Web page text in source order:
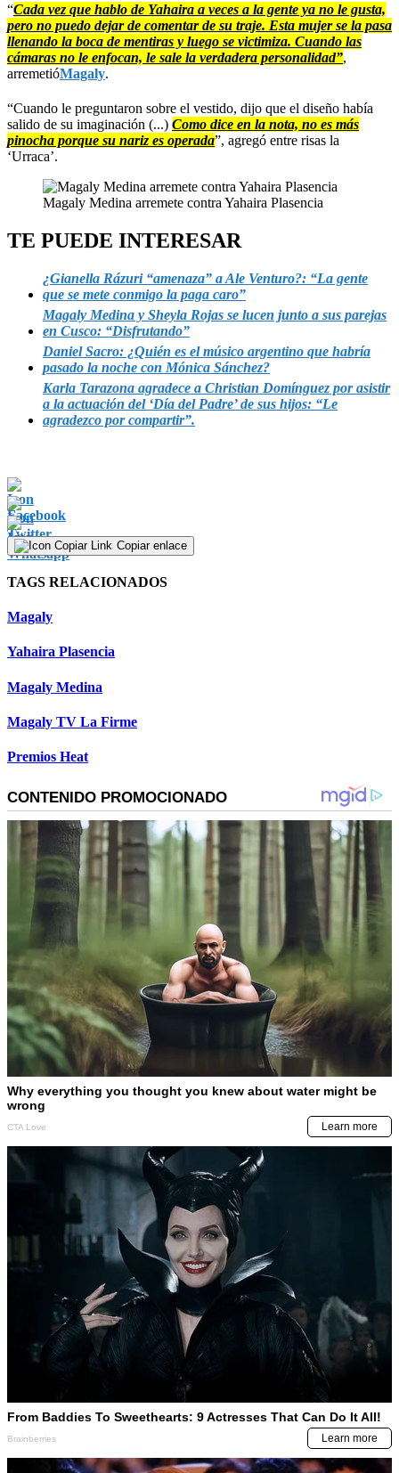
“Cada vez que hablo de Yahaira a veces a la gente ya no le gusta,
pero no puedo dejar de comentar de su traje. Esta mujer se la pasa
llenando la boca de mentiras y luego se victimiza. Cuando las
cámaras no le enfocan, le sale la verdadera personalidad”,
arremetióMagaly.
“Cuando le preguntaron sobre el vestido, dijo que el diseño había
salido de su imaginación (...) Como dice en la nota, no es más
pinocha porque su nariz es operada”, agregó entre risas la
‘Urraca’.
Magaly Medina arremete contra Yahaira Plasencia
TE PUEDE INTERESAR
¿Gianella Rázuri “amenaza” a Ale Venturo?: “La gente
que se mete conmigo la paga caro”
Magaly Medina y Sheyla Rojas se lucen junto a sus parejas
en Cusco: “Disfrutando”
Daniel Sacro: ¿Quién es el músico argentino que habría
pasado la noche con Mónica Sánchez?
Karla Tarazona agradece a Christian Domínguez por asistir
a la actuación del ‘Día del Padre’ de sus hijos: “Le
agradezco por compartir”.
Copiar enlace
TAGS RELACIONADOS
Magaly
Yahaira Plasencia
Magaly Medina
Magaly TV La Firme
Premios Heat